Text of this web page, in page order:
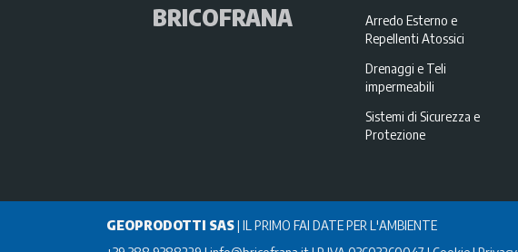
BRICOFRANA
Arredo Esterno e
Repellenti Atossici
Drenaggi e Teli
impermeabili
Sistemi di Sicurezza e
Protezione
GEOPRODOTTI SAS| IL PRIMO FAI DATE PER L'AMBIENTE